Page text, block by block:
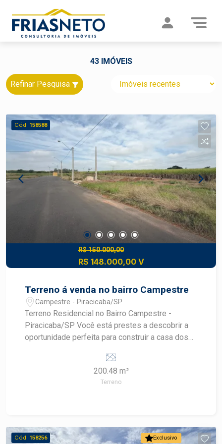
43 IMÓVEIS
Refinar Pesquisa
Cód. 158588
R$ 150.000,00
R$ 148.000,00 V
Terreno á venda no bairro Campestre
Campestre - Piracicaba/SP
Terreno Residencial no Bairro Campestre -
Piracicaba/SP Você está prestes a descobrir a
oportunidade perfeita para construir a casa dos
residencial localizado no bairro Campestre, em
Terreno Residencial - Localização: Bairro
perfeito para a construção de uma residência
200.48 m²
Terreno
Exclusivo
Cód. 158256